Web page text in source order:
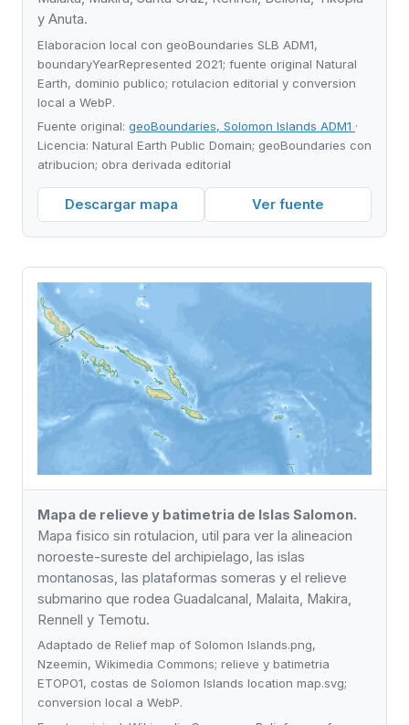
y Anuta.
Elaboracion local con geoBoundaries SLB ADM1,
boundaryYearRepresented 2021; fuente original Natural
Earth, dominio publico; rotulacion editorial y conversion
local a WebP.
Fuente original: geoBoundaries, Solomon Islands ADM1 ·
Licencia: Natural Earth Public Domain; geoBoundaries con
atribucion; obra derivada editorial
Descargar mapa Ver fuente
Mapa de relieve y batimetria de Islas Salomon.
Mapa fisico sin rotulacion, util para ver la alineacion
noroeste-sureste del archipielago, las islas
montanosas, las plataformas someras y el relieve
submarino que rodea Guadalcanal, Malaita, Makira,
Rennell y Temotu.
Adaptado de Relief map of Solomon Islands.png,
Nzeemin, Wikimedia Commons; relieve y batimetria
ETOPO1, costas de Solomon Islands location map.svg;
conversion local a WebP.